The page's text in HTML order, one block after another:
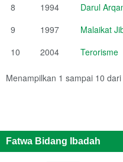
8
1994
Darul
9
1997
Malaikat
10
2004 Terorisme
Menampilkan 1 sampai 10
Fatwa Bidang Ibadah